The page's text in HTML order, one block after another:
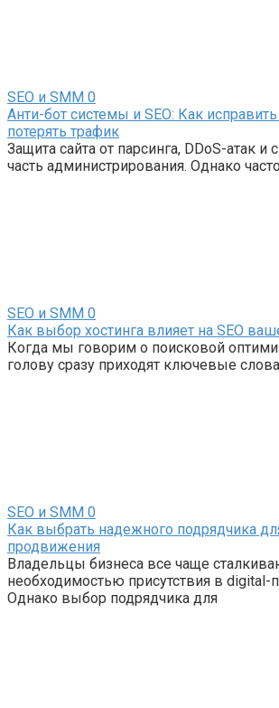
SEO и SMM 0
Анти-бот системы и SEO: Как
потерять трафик
Защита сайта от парсинга, DDoS-атак
часть администрирования. Однако
SEO и SMM 0
Как выбор хостинга влияет на SEO
Когда мы говорим о поисковой
голову сразу приходят ключевые
SEO и SMM 0
Как выбрать надежного подрядчика
продвижения
Владельцы бизнеса все чаще
необходимостью присутствия в digital-
Однако выбор подрядчика для